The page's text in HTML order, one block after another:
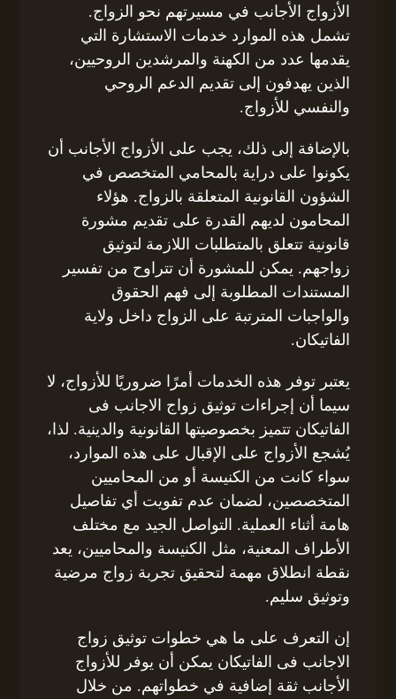
الأزواج الأجانب في مسيرتهم نحو الزواج.
تشمل هذه الموارد خدمات الاستشارة التي
يقدمها عدد من الكهنة والمرشدين الروحيين،
الذين يهدفون إلى تقديم الدعم الروحي
والنفسي للأزواج.
بالإضافة إلى ذلك، يجب على الأزواج الأجانب أن
يكونوا على دراية بالمحامي المتخصص في
الشؤون القانونية المتعلقة بالزواج. هؤلاء
المحامون لديهم القدرة على تقديم مشورة
قانونية تتعلق بالمتطلبات اللازمة لتوثيق
زواجهم. يمكن للمشورة أن تتراوح من تفسير
المستندات المطلوبة إلى فهم الحقوق
والواجبات المترتبة على الزواج داخل ولاية
الفاتيكان.
يعتبر توفر هذه الخدمات أمرًا ضروريًا للأزواج، لا
سيما أن إجراءات توثيق زواج الاجانب فى
الفاتيكان تتميز بخصوصيتها القانونية والدينية. لذا،
يُشجع الأزواج على الإقبال على هذه الموارد،
سواء كانت من الكنيسة أو من المحاميين
المتخصصين، لضمان عدم تفويت أي تفاصيل
هامة أثناء العملية. التواصل الجيد مع مختلف
الأطراف المعنية، مثل الكنيسة والمحاميين، يعد
نقطة انطلاق مهمة لتحقيق تجربة زواج مرضية
وتوثيق سليم.
إن التعرف على ما هي خطوات توثيق زواج
الاجانب فى الفاتيكان يمكن أن يوفر للأزواج
الأجانب ثقة إضافية في خطواتهم. من خلال